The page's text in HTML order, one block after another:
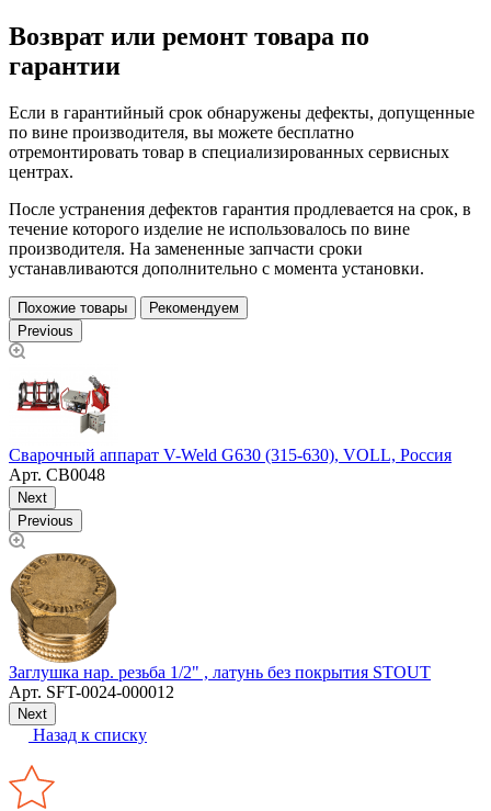
Возврат или ремонт товара по
гарантии
Если в гарантийный срок обнаружены дефекты, допущенные
по вине производителя, вы можете бесплатно
отремонтировать товар в специализированных сервисных
центрах.
После устранения дефектов гарантия продлевается на срок, в
течение которого изделие не использовалось по вине
производителя. На замененные запчасти сроки
устанавливаются дополнительно с момента установки.
Похожие товары
Рекомендуем
Previous
Сварочный аппарат V-Weld G630 (315-630), VOLL, Россия
Арт. СВ0048
Next
Previous
Заглушка нар. резьба 1/2" , латунь без покрытия STOUT
Арт. SFT-0024-000012
Next
Назад к списку